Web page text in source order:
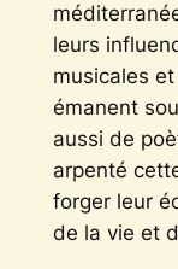
leurs
musicales
émanent
aussi de
arpenté
forger leur
de la vie et